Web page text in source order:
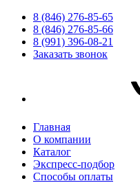
8 (846) 276-85-65
8 (846) 276-85-66
8 (991) 396-08-21
Заказать звонок
Главная
О компании
Каталог
Экспресс-подбор
Способы оплаты